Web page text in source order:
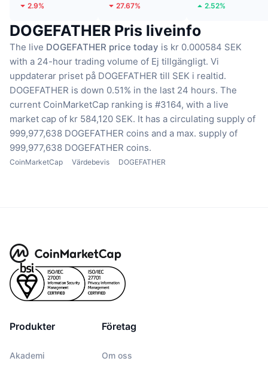
2.9% 27.67% 2.52%
DOGEFATHER Pris liveinfo
The live DOGEFATHER price today is kr 0.000584 SEK
with a 24-hour trading volume of Ej tillgängligt. Vi
uppdaterar priset på DOGEFATHER till SEK i realtid.
DOGEFATHER is down 0.51% in the last 24 hours. The
current CoinMarketCap ranking is #3164, with a live
market cap of kr 584,120 SEK. It has a circulating supply of
999,977,638 DOGEFATHER coins and a max. supply of
999,977,638 DOGEFATHER coins.
CoinMarketCap Värdebevis DOGEFATHER
Produkter
Akademi
Företag
Om oss